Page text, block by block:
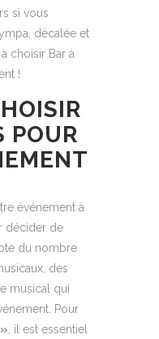
si vous
décalée et
choisir Bar à
!
POUR
événement à
décider de
du nombre
des
musical qui
Pour
, il est essentiel